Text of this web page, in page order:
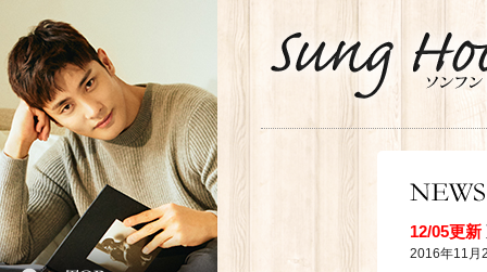
12/05更新
2016年11月